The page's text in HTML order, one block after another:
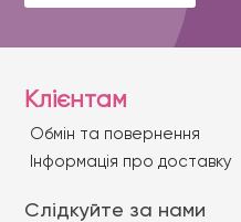
Клієнтам
Обмін та повернення
Iнформація про доставку
Слідкуйте за нами